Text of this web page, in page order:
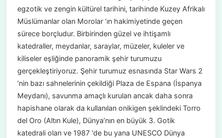
egzotik ve zengin kültürel tarihini, tarihinde Kuzey Afrikalı
Müslümanlar olan Morolar ‘ın hakimiyetinde geçen
sürece borçludur. Birbirinden güzel ve ihtişamlı
katedraller, meydanlar, saraylar, müzeler, kuleler ve
kiliseler eşliğinde panoramik şehir turumuzu
gerçekleştiriyoruz. Şehir turumuz esnasında Star Wars 2
‘nin bazı sahnelerinin çekildiği Plaza de Espana (İspanya
Meydanı), savunma amaçlı kurulan ancak daha sonra
hapishane olarak da kullanılan onikigen şeklindeki Torro
del Oro (Altın Kule), Dünya’nın en büyük 3. Gotik
katedrali olan ve 1987 ‘de bu yana UNESCO Dünya